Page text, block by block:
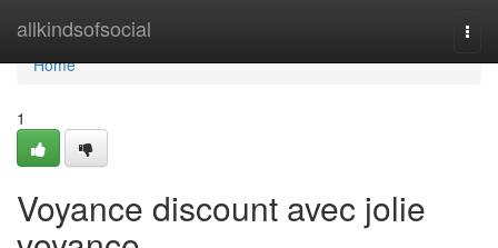
allkindsofsocial
Home
Home
1
Voyance discount avec jolie